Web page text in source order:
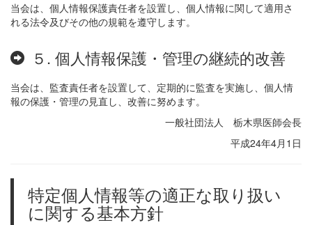
当会は、個人情報保護責任者を設置し、個人情報に関して適用さ
れる法令及びその他の規範を遵守します。
５. 個人情報保護・管理の継続的改善
当会は、監査責任者を設置して、定期的に監査を実施し、個人情
報の保護・管理の見直し、改善に努めます。
一般社団法人 栃木県医師会長
平成24年4月1日
特定個人情報等の適正な取り扱い
に関する基本方針